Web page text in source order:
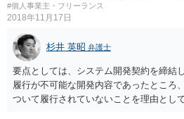
として当然確認すべきでありますので、
士にお伝えいただいてもよいと思います。
でしょうか？」 想定できる虚偽を前提に
いかと思います。 確実な記録があれば
すべては不可能でしょうので。 相手の言
弁護士と相談しながら、対応策を検討す
返還が難しい場合、損害賠償を請求する
的には可能ですが、立証の問題がありま
ですが、調停なども検討できるでしょう
請求もせず、「詐欺」として、警察に被
#個人事業主・フリーランス
2018年11月17日
杉井 英昭 弁護士
要点としては、システム開発契約を締結
履行が不可能な開発内容であったところ
ついて履行されていないことを理由とし